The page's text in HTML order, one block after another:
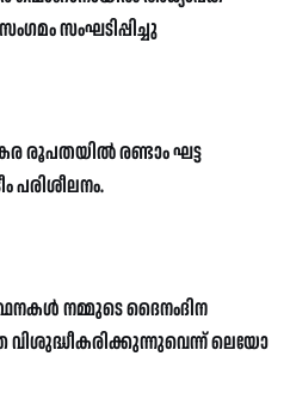
സംഘടിപ്പിച്ചു
രൂപതയിൽ രണ്ടാം ഘട്ട
പരിശീലനം.
നമ്മുടെ ദൈനംദിന
വിശുദ്ധീകരിക്കുന്നുവെന്ന് ലെയോ